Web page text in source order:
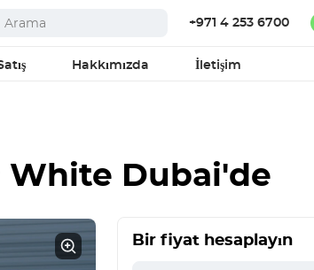
+971 4 253 6700
Hakkımızda İletişim
White Dubai'de
Bir fiyat hesaplayın